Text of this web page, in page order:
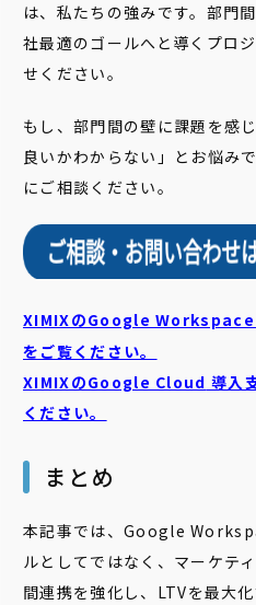
は、私たちの強みです。部門
社最適のゴールへと導くプロ
せください。
もし、部門間の壁に課題を感
良いかわからない」とお悩み
にご相談ください。
XIMIXのGoogle Workspace
をご覧ください。
XIMIXのGoogle Cloud 導入
ください。
まとめ
本記事では、Google
ルとしてではなく、マーケテ
間連携を強化し、LTVを最大